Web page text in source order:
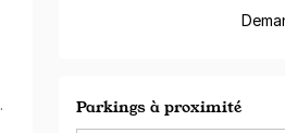
. Parkings à proximité